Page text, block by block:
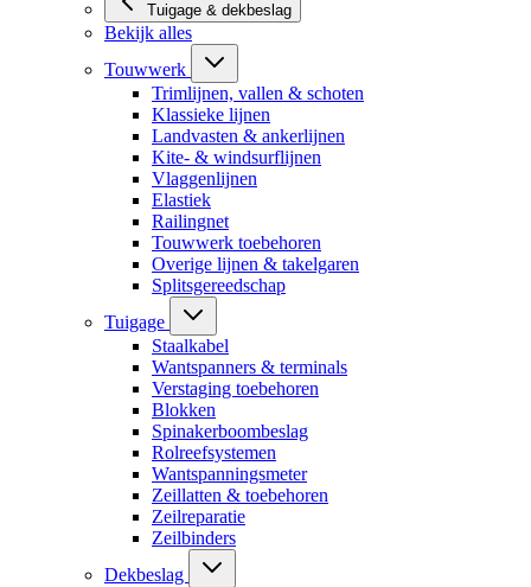
Tuigage & dekbeslag
Bekijk alles
Touwwerk
Trimlijnen, vallen & schoten
Klassieke lijnen
Landvasten & ankerlijnen
Kite- & windsurflijnen
Vlaggenlijnen
Elastiek
Railingnet
Touwwerk toebehoren
Overige lijnen & takelgaren
Splitsgereedschap
Tuigage
Staalkabel
Wantspanners & terminals
Verstaging toebehoren
Blokken
Spinakerboombeslag
Rolreefsystemen
Wantspanningsmeter
Zeillatten & toebehoren
Zeilreparatie
Zeilbinders
Dekbeslag